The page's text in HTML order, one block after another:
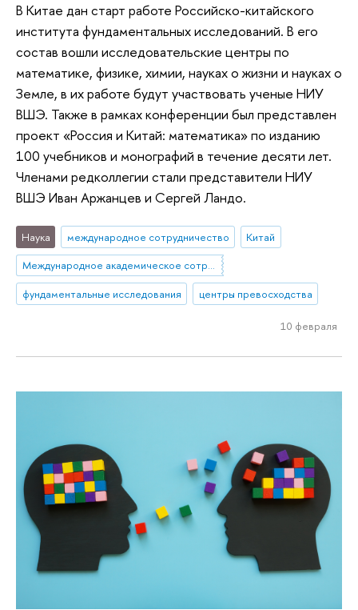
В Китае дан старт работе Российско-китайского
института фундаментальных исследований. В его
состав вошли исследовательские центры по
математике, физике, химии, науках о жизни и науках о
Земле, в их работе будут участвовать ученые НИУ
ВШЭ. Также в рамках конференции был представлен
проект «Россия и Китай: математика» по изданию
100 учебников и монографий в течение десяти лет.
Членами редколлегии стали представители НИУ
ВШЭ Иван Аржанцев и Сергей Ландо.
Наука международное сотрудничество
Китай
Международное академическое сотрудничество
фундаментальные исследования
центры превосходства
10 февраля